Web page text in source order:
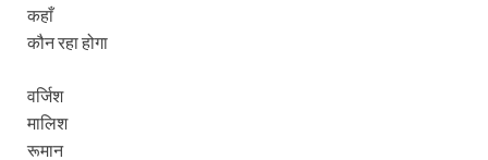
कहाँ
कौन रहा होगा
वर्जिश
मालिश
रूमान